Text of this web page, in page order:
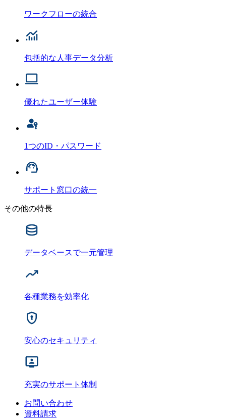
ワークフローの統合
包括的な人事データ分析
優れたユーザー体験
1つのID・パスワード
サポート窓口の統一
その他の特長
データベースで一元管理
各種業務を効率化
安心のセキュリティ
充実のサポート体制
お問い合わせ
資料請求